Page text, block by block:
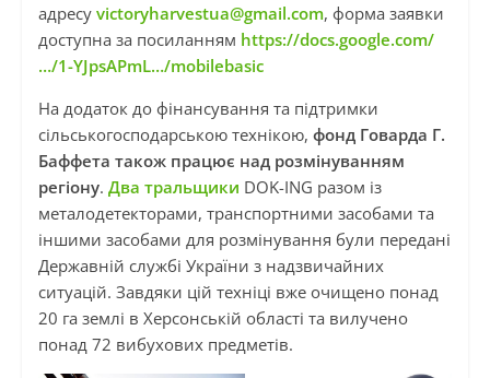
адресу victoryharvestua@gmail.com, форма заявки
доступна за посиланням https://docs.google.com/
…/1-YJpsAPmL…/mobilebasic
На додаток до фінансування та підтримки
сільськогосподарською технікою, фонд Говарда Г.
Баффета також працює над розмінуванням
регіону. Два тральщики DOK-ING разом із
металодетекторами, транспортними засобами та
іншими засобами для розмінування були передані
Державній службі України з надзвичайних
ситуацій. Завдяки цій техніці вже очищено понад
20 га землі в Херсонській області та вилучено
понад 72 вибухових предметів.